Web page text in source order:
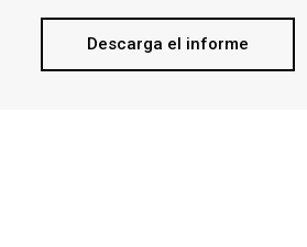
Descarga el informe